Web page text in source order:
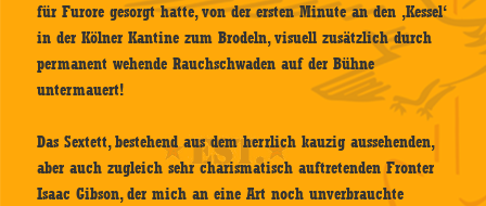
für Furore gesorgt hatte, von der ersten Minute an den ‚Kessel‘
in der Kölner Kantine zum Brodeln, visuell zusätzlich durch
permanent wehende Rauchschwaden auf der Bühne
untermauert!
Das Sextett, bestehend aus dem herrlich kauzig aussehenden,
aber auch zugleich sehr charismatisch auftretenden Fronter
Isaac Gibson, der mich an eine Art noch unverbrauchte